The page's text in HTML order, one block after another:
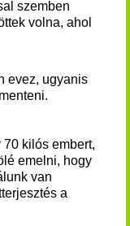
szemben
volna, ahol
evez, ugyanis
kilós embert,
emelni, hogy
van
a